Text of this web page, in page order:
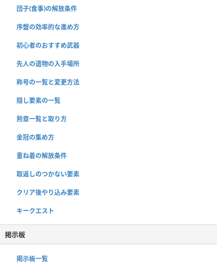
団子(食事)の解放条件
序盤の効率的な進め方
初心者のおすすめ武器
先人の遺物の入手場所
称号の一覧と変更方法
隠し要素の一覧
勲章一覧と取り方
金冠の集め方
重ね着の解放条件
取返しのつかない要素
クリア後やり込み要素
キークエスト
掲示板
掲示板一覧